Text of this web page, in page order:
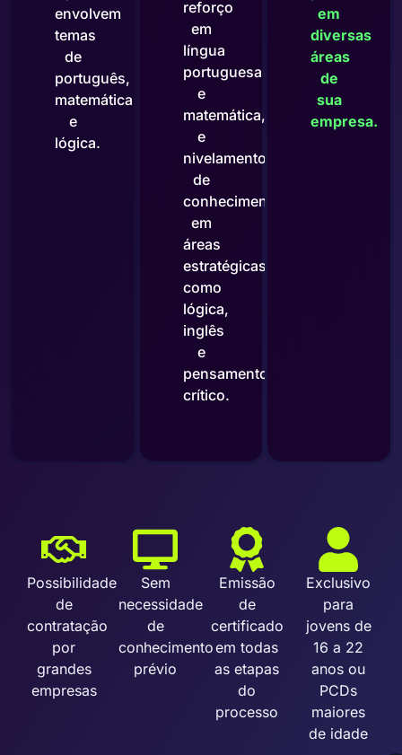
envolvem
temas
de
português,
matemática
e
lógica.
reforço
em
língua
portuguesa
e
matemática,
e
nivelamento
de
conhecimento
em
áreas
estratégicas
como
lógica,
inglês
e
pensamento
crítico.
em
diversas
áreas
de
sua
empresa.
Possibilidade
de
contratação
por
grandes
empresas
Sem
necessidade
de
conhecimento
prévio
Emissão
de
certificado
em todas
as etapas
do
processo
Exclusivo
para
jovens de
16 a 22
anos ou
PCDs
maiores
de idade